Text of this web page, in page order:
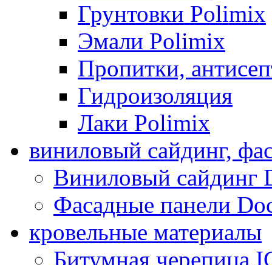
Грунтовки Polimix
Эмали Polimix
Пропитки,
Гидроизоляция
Лаки Polimix
виниловый сайдинг,
Виниловый сайдинг
Фасадные панели
кровельные материалы
Битумная черепица